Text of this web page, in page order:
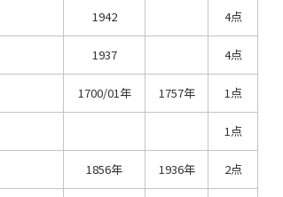
1942 4点
1937 4点
1700/01年 1757年 1点
1点
1856年 1936年 2点